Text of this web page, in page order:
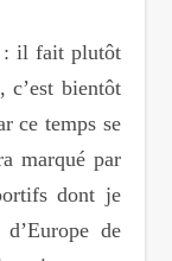
c’est bientôt
ce temps se
marqué par
dont je
de